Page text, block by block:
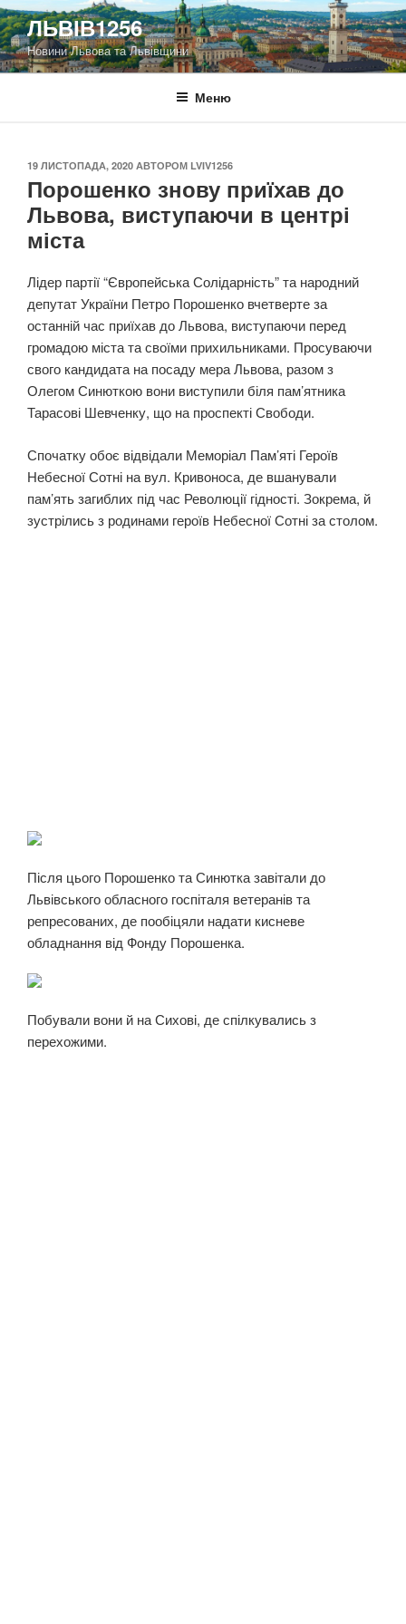
Перейти
до
вмісту
ЛЬВІВ1256
Новини Львова та Львівщини
Меню
ОПУБЛІКОВАНО
19 ЛИСТОПАДА, 2020 АВТОРОМ LVIV1256
Порошенко знову приїхав до
Львова, виступаючи в центрі
міста
Лідер партії “Європейська Солідарність” та народний
депутат України Петро Порошенко вчетверте за
останній час приїхав до Львова, виступаючи перед
громадою міста та своїми прихильниками. Просуваючи
свого кандидата на посаду мера Львова, разом з
Олегом Синюткою вони виступили біля пам’ятника
Тарасові Шевченку, що на проспекті Свободи.
Спочатку обоє відвідали Меморіал Пам’яті Героїв
Небесної Сотні на вул. Кривоноса, де вшанували
пам’ять зaгиблиx під час Революції гідності. Зокрема, й
зустрілись з родинами героїв Небесної Сотні за столом.
Після цього Порошенко та Синютка завітали до
Львівського обласного госпіталя ветеранів та
репресованих, де пообіцяли надати кисневе
обладнання від Фонду Порошенка.
Побували вони й на Сихові, де спілкувались з
перехожими.